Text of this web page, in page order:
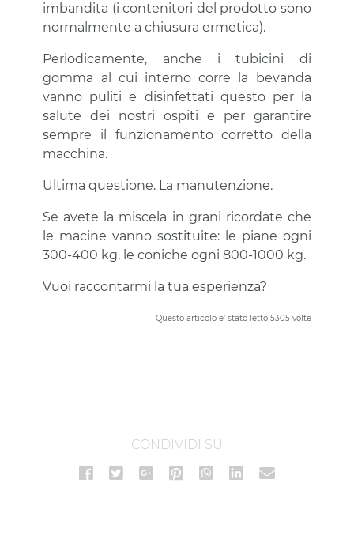
imbandita (i contenitori del prodotto sono
normalmente a chiusura ermetica).
Periodicamente, anche i tubicini di
gomma al cui interno corre la bevanda
vanno puliti e disinfettati questo per la
salute dei nostri ospiti e per garantire
sempre il funzionamento corretto della
macchina.
Ultima questione. La manutenzione.
Se avete la miscela in grani ricordate che
le macine vanno sostituite: le piane ogni
300-400 kg, le coniche ogni 800-1000 kg.
Vuoi raccontarmi la tua esperienza?
Questo articolo e' stato letto 5305 volte
CONDIVIDI SU